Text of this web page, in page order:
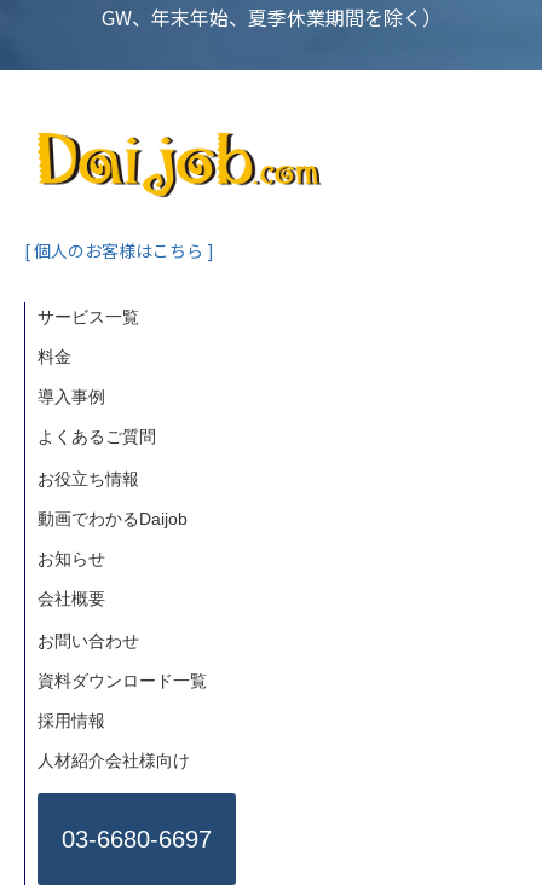
GW、年末年始、夏季休業期間を除く）
[ 個人のお客様はこちら ]
サービス一覧
料金
導入事例
よくあるご質問
お役立ち情報
動画でわかるDaijob
お知らせ
会社概要
お問い合わせ
資料ダウンロード一覧
採用情報
人材紹介会社様向け
03-6680-6697